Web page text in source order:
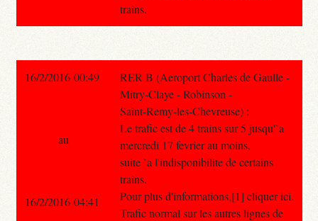
trains.
16/2/2016 00:49
RER B (Aeroport Charles de Gaulle -
Mitry-Claye - Robinson -
Saint-Remy-les-Chevreuse) :
Le trafic est de 4 trains sur 5 jusqu'`a
mercredi 17 fevrier au moins,
suite `a l'indisponibilite de certains
trains.
Pour plus d'informations,[1] cliquer ici.
Trafic normal sur les autres lignes de
au
16/2/2016 04:41